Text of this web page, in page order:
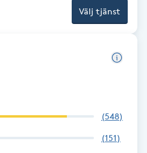
Välj tjänst
(548)
(151)